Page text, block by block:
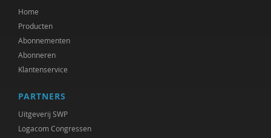
Peggy van Oort-Borsboom
Home
Producten
Abonnementen
Abonneren
Klantenservice
PARTNERS
Uitgeverij SWP
Logacom Congressen